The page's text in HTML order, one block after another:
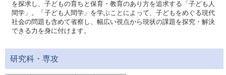
を探求し、子どもの育ちと保育・教育のあり方を追求する「子ども人
間学」。「子ども人間学」を学ぶことによって、子どもをめぐる現代
社会の問題も含めて省察し、幅広い視点から現状の課題を探究・解決
できる力を身に付けます。
研究科・専攻